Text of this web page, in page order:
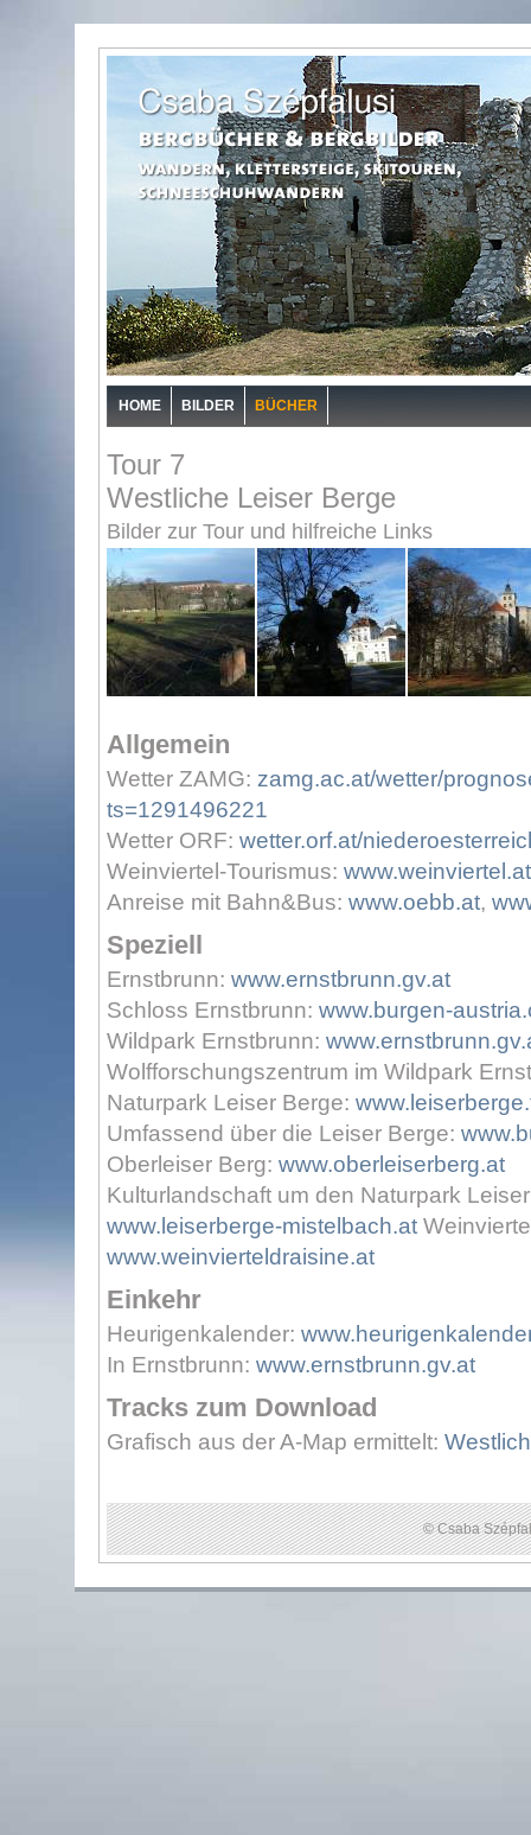
HOME BILDER BÜCHER
Tour 7
Westliche Leiser Berge
Bilder zur Tour und hilfreiche Links
Allgemein
Wetter ZAMG: zamg.ac.at/wetter/
ts=1291496221
Wetter ORF: wetter.orf.at/
Weinviertel-Tourismus: www.weinviertel.at
Anreise mit Bahn&Bus: www.oebb.at,
Speziell
Ernstbrunn: www.ernstbrunn.gv.at
Schloss Ernstbrunn: www.burgen-
Wildpark Ernstbrunn:
Wolfforschungszentrum im Wildpark
Naturpark Leiser Berge:
Umfassend über die Leiser Berge:
Oberleiser Berg: www.oberleiserberg.at
Kulturlandschaft um den Naturpark
www.leiserberge-mistelbach.at
www.weinvierteldraisine.at
Einkehr
Heurigenkalender:
In Ernstbrunn: www.ernstbrunn.gv.at
Tracks zum Download
Grafisch aus der A-Map ermittelt:
© Csaba